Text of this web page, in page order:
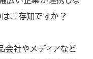
ご存知ですか？
会社やメディアなど